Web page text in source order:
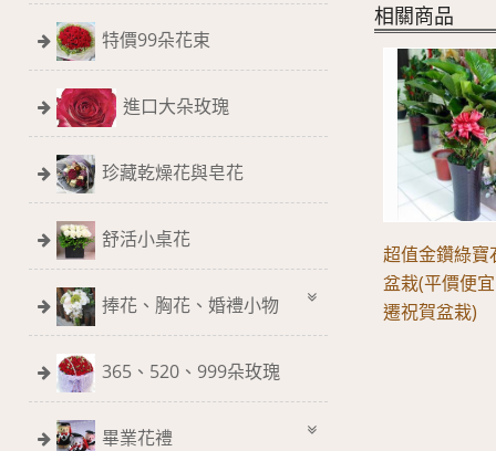
特價99朵花束
進口大朵玫瑰
珍藏乾燥花與皂花
舒活小桌花
捧花、胸花、婚禮小物
365、520、999朵玫瑰
畢業花禮
相關商品
超值金鑽綠寶
盆栽(平價便
遷祝賀盆栽)